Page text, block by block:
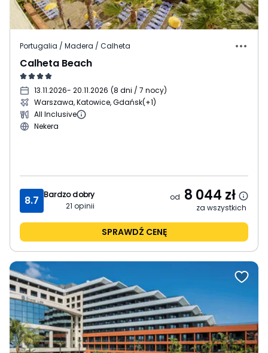
Portugalia / Madera / Calheta
Calheta Beach
13.11.2026- 20.11.2026 (8 dni / 7 nocy)
Warszawa, Katowice, Gdańsk(+1)
All Inclusive
Nekera
8.7 Bardzo dobry
21 opinii
od 8 044 zł
za wszystkich
SPRAWDŹ CENĘ